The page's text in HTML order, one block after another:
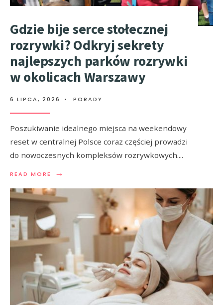
Gdzie bije serce stołecznej
rozrywki? Odkryj sekrety
najlepszych parków rozrywki
w okolicach Warszawy
6 LIPCA, 2026 • PORADY
Poszukiwanie idealnego miejsca na weekendowy
reset w centralnej Polsce coraz częściej prowadzi
do nowoczesnych kompleksów rozrywkowych....
READ MORE →